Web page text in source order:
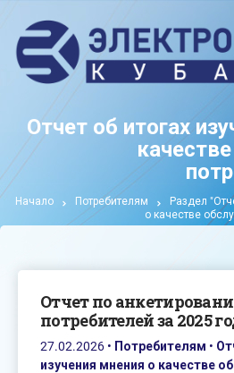
Отчет об итогах
Начало Потребителям
Раздел
о качестве
Oтчет по
потребителей за 2025
27.02.2026 • Потребителям •
изучения мнения о качестве